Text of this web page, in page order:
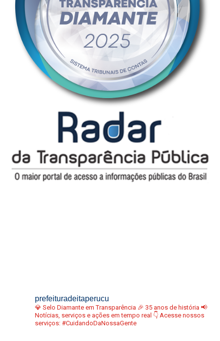
prefeituradeitaperucu
💎 Selo Diamante em Transparência 🎉 35 anos de história 📢
Notícias, serviços e ações em tempo real 👇 Acesse nossos
serviços: #CuidandoDaNossaGente